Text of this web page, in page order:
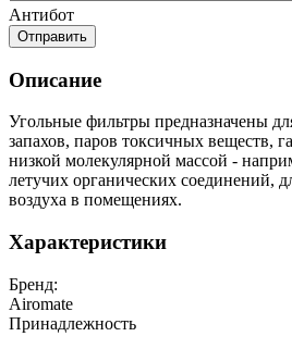
Антибот
Отправить
Описание
Угольные фильтры предназначены
запахов, паров токсичных веществ,
низкой молекулярной массой -
летучих органических соединений,
воздуха в помещениях.
Характеристики
Бренд:
Airomate
Принадлежность